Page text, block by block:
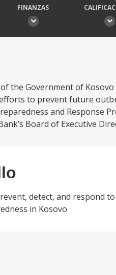
FINANZAS
the Government of
to prevent future
and Response
Board of Executive
detect, and respond
in Kosovo